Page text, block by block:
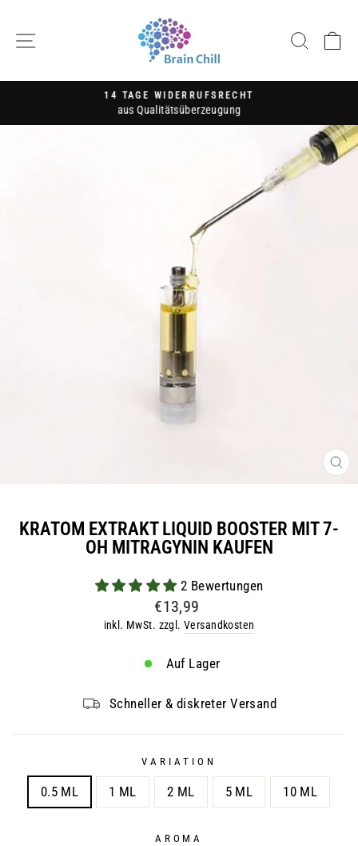
Inhalt
SEITENNAVIGATION
Pause
14 TAGE WIDERRUFSRECHT
aus Qualitätsüberzeugung
KRATOM EXTRAKT LIQUID BOOSTER MIT 7-
OH MITRAGYNIN KAUFEN
2 Bewertungen
Normaler
Preis
€13,99
inkl. MwSt. zzgl.Versandkosten
Auf Lager
Schneller & diskreter Versand
VARIATION
0.5 ML 1 ML 2 ML 5 ML 10 ML
AROMA